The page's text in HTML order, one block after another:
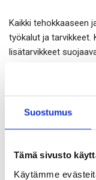
Suostumus
Tämä sivusto
Käytämme
Kaikki tehokkaaseen
työkalut ja tarvikkeet.
lisätarvikkeet
työperäisten
varsinkin sarja-
SDS+